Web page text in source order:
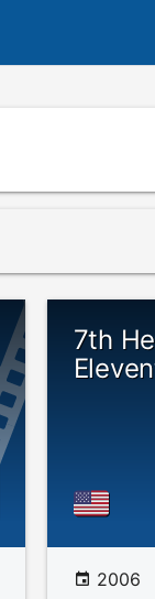
7th
2006